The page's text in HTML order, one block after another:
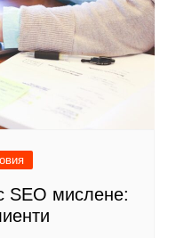
SEO мислене: